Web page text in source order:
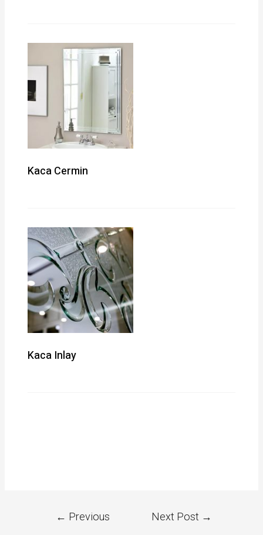
Kaca Cermin
Kaca Inlay
← Previous
Next Post →